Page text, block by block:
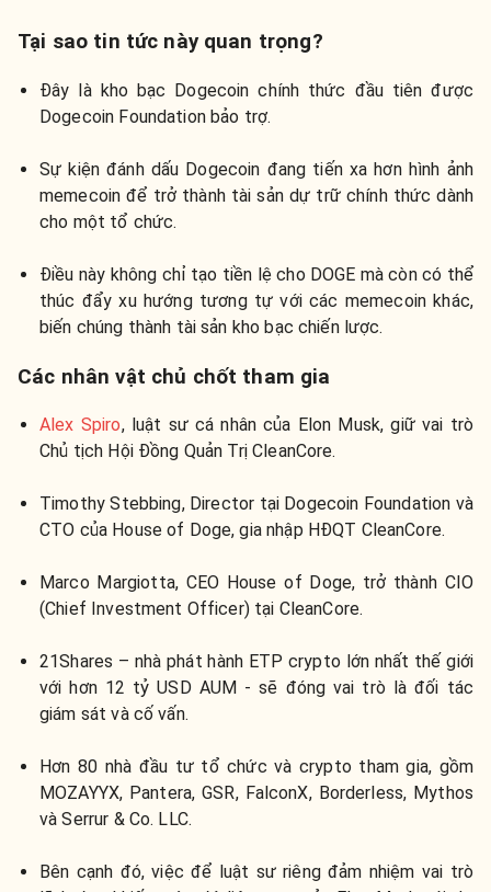
Tại sao tin tức này quan trọng?
Đây là kho bạc Dogecoin chính thức đầu tiên được
Dogecoin Foundation bảo trợ.
Sự kiện đánh dấu Dogecoin đang tiến xa hơn hình ảnh
memecoin để trở thành tài sản dự trữ chính thức dành
cho một tổ chức.
Điều này không chỉ tạo tiền lệ cho DOGE mà còn có thể
thúc đẩy xu hướng tương tự với các memecoin khác,
biến chúng thành tài sản kho bạc chiến lược.
Các nhân vật chủ chốt tham gia
Alex Spiro, luật sư cá nhân của Elon Musk, giữ vai trò
Chủ tịch Hội Đồng Quản Trị CleanCore.
Timothy Stebbing, Director tại Dogecoin Foundation và
CTO của House of Doge, gia nhập HĐQT CleanCore.
Marco Margiotta, CEO House of Doge, trở thành CIO
(Chief Investment Officer) tại CleanCore.
21Shares – nhà phát hành ETP crypto lớn nhất thế giới
với hơn 12 tỷ USD AUM - sẽ đóng vai trò là đối tác
giám sát và cố vấn.
Hơn 80 nhà đầu tư tổ chức và crypto tham gia, gồm
MOZAYYX, Pantera, GSR, FalconX, Borderless, Mythos
và Serrur & Co. LLC.
Bên cạnh đó, việc để luật sư riêng đảm nhiệm vai trò